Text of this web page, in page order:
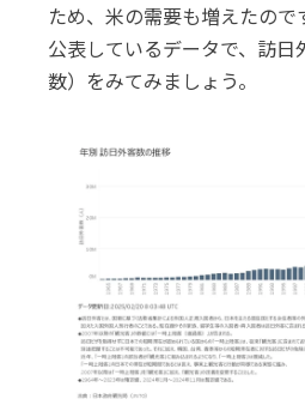
ため、米の需要も増えたので
公表しているデータで、訪
数）をみてみましょう。